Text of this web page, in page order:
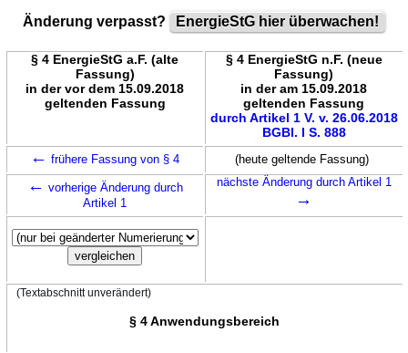
Änderung verpasst? EnergieStG hier überwachen!
§ 4 EnergieStG a.F. (alte
Fassung)
in der vor dem 15.09.2018
geltenden Fassung
§ 4 EnergieStG n.F. (neue
Fassung)
in der am 15.09.2018
geltenden Fassung
durch Artikel 1 V. v. 26.06.2018
BGBl. I S. 888
← frühere Fassung von § 4 (heute geltende Fassung)
← vorherige Änderung durch
Artikel 1
nächste Änderung durch Artikel 1
→
(Textabschnitt unverändert)
§ 4 Anwendungsbereich